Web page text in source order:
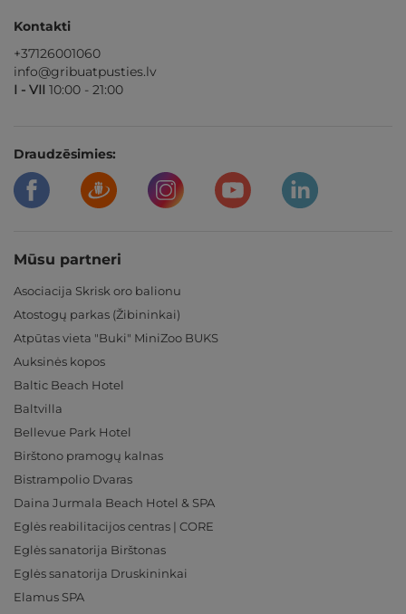
Kontakti
+37126001060
info@gribuatpusties.lv
I - VII 10:00 - 21:00
Draudzēsimies:
Mūsu partneri
Asociacija Skrisk oro balionu
Atostogų parkas (Žibininkai)
Atpūtas vieta "Buki" MiniZoo BUKS
Auksinės kopos
Baltic Beach Hotel
Baltvilla
Bellevue Park Hotel
Birštono pramogų kalnas
Bistrampolio Dvaras
Daina Jurmala Beach Hotel & SPA
Eglės reabilitacijos centras | CORE
Eglės sanatorija Birštonas
Eglės sanatorija Druskininkai
Elamus SPA